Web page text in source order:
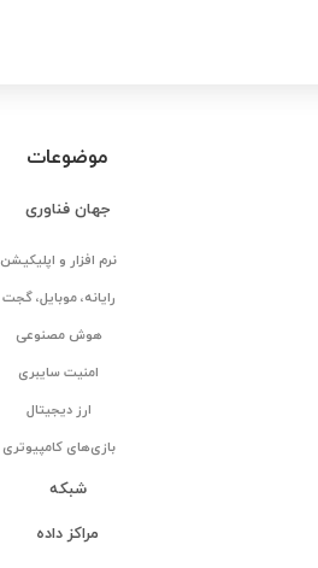
موضوعات
جهان فناوری
نرم افزار و اپلیکیشن
رایانه، موبایل، گجت
هوش مصنوعی
امنیت سایبری
ارز دیجیتال
بازی‌های کامپیوتری
شبکه
مراکز داده